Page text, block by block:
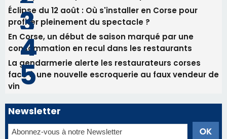
Newsletter
Inscrivez-vous à la newsletter de CNI et recevez par
email les infos les plus importantes et une sélection de
nos meilleurs articles